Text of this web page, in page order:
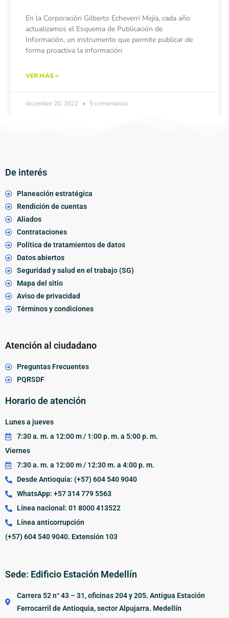
En la Corporación Gilberto Echeverri Mejía, cada año
actualizamos el Esquema de Publicación de
Información, un instrumento que permite publicar de
forma proactiva la información
VER MÁS »
diciembre 20, 2022 5 comentarios
De interés
Planeación estratégica
Rendición de cuentas
Aliados
Contrataciones
Política de tratamientos de datos
Datos abiertos
Seguridad y salud en el trabajo (SG)
Mapa del sitio
Aviso de privacidad
Términos y condiciones
Atención al ciudadano
Preguntas Frecuentes
PQRSDF
Horario de atención
Lunes a jueves
7:30 a. m. a 12:00 m / 1:00 p. m. a 5:00 p. m.
Viernes
7:30 a. m. a 12:00 m / 12:30 m. a 4:00 p. m.
Desde Antioquia: (+57) 604 540 9040
WhatsApp: +57 314 779 5563
Línea nacional: 01 8000 413522
Línea anticorrupción
(+57) 604 540 9040. Extensión 103
Sede: Edificio Estación Medellín
Carrera 52 n° 43 – 31, oficinas 204 y 205. Antigua Estación
Ferrocarril de Antioquia, sector Alpujarra. Medellín